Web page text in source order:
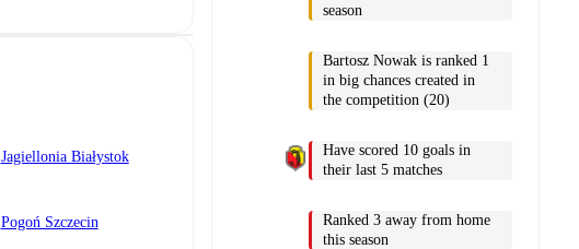
Jagiellonia Białystok
Pogoń Szczecin
season
Bartosz Nowak is ranked 1
in big chances created in
the competition (20)
Have scored 10 goals in
their last 5 matches
Ranked 3 away from home
this season